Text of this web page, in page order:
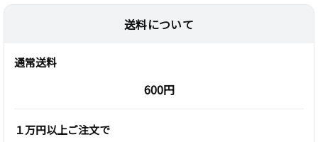
送料について
通常送料
600円
１万円以上ご注文で